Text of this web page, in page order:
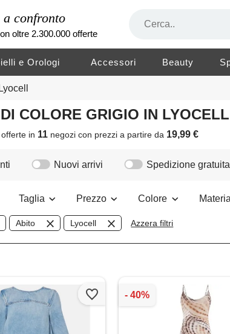
a confronto
oltre 2.300.000 offerte
e Orologi Accessori Beauty
Lyocell
DI COLORE GRIGIO IN LYOCELL
offerte in 11 negozicon prezzi a partire da 19,99 €
Nuovi arrivi Spedizione gratuita
Taglia Prezzo Colore
Abito Lyocell Azzera filtri